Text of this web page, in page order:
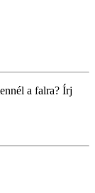
a falra? Írj